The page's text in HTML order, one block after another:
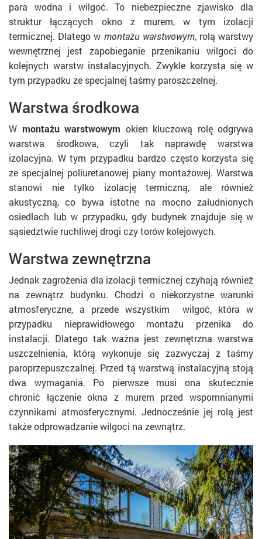
para wodna i wilgoć. To niebezpieczne zjawisko dla
struktur łączących okno z murem, w tym izolacji
termicznej. Dlatego w montażu warstwowym, rolą warstwy
wewnętrznej jest zapobieganie przenikaniu wilgoci do
kolejnych warstw instalacyjnych. Zwykle korzysta się w
tym przypadku ze specjalnej taśmy paroszczelnej.
Warstwa środkowa
W montażu warstwowym okien kluczową rolę odgrywa
warstwa środkowa, czyli tak naprawdę warstwa
izolacyjna. W tym przypadku bardzo często korzysta się
ze specjalnej poliuretanowej piany montażowej. Warstwa
stanowi nie tylko izolację termiczną, ale również
akustyczną, co bywa istotne na mocno zaludnionych
osiedlach lub w przypadku, gdy budynek znajduje się w
sąsiedztwie ruchliwej drogi czy torów kolejowych.
Warstwa zewnętrzna
Jednak zagrożenia dla izolacji termicznej czyhają również
na zewnątrz budynku. Chodzi o niekorzystne warunki
atmosferyczne, a przede wszystkim wilgoć, która w
przypadku nieprawidłowego montażu przenika do
instalacji. Dlatego tak ważna jest zewnętrzna warstwa
uszczelnienia, którą wykonuje się zazwyczaj z taśmy
paroprzepuszczalnej. Przed tą warstwą instalacyjną stoją
dwa wymagania. Po pierwsze musi ona skutecznie
chronić łączenie okna z murem przed wspomnianymi
czynnikami atmosferycznymi. Jednocześnie jej rolą jest
także odprowadzanie wilgoci na zewnątrz.